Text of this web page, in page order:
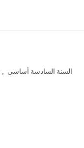
, السنة السادسة أساسي